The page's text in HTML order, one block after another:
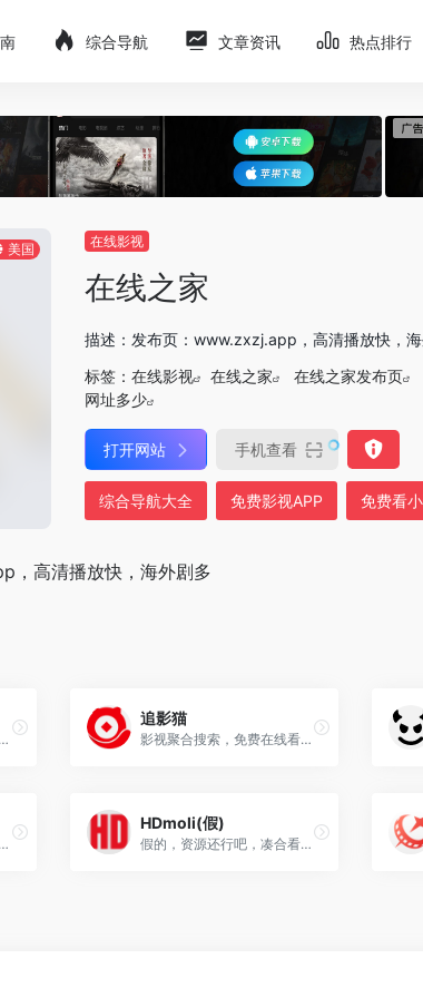
综合导航 文章资讯 热点排行
美国 在线影视
在线之家
描述：发布页：www.zxzj.app，高清播放快，
标签： 在线影视 在线之家 在线之家发布页
网址多少
打开网站 手机查看
综合导航大全 免费影视APP 免费看
，高清播放快，海外剧多
只有海外剧，自建资源，老站高清秒播
追影猫
影视聚合搜索，免费在线看，发布页：zhuiyingmiao.vip
发布页，只支持手机端使用，高清播放快
HDmoli(假)
假的，资源还行吧，凑合看看，发布页：hdmo.li